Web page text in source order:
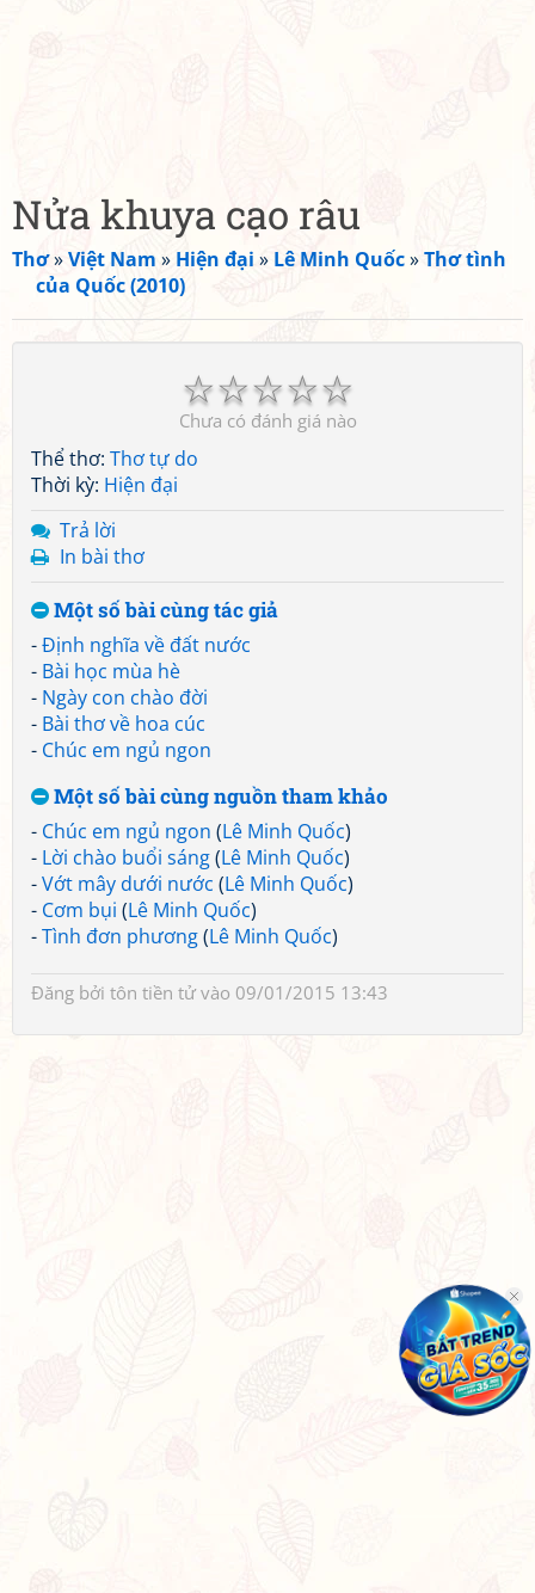
Nửa khuya cạo râu
Thơ»Việt Nam » Hiện đại » Lê Minh Quốc»Thơ tình
của Quốc (2010)
☆
☆
☆
☆
☆
Chưa có đánh giá nào
Thể thơ: Thơ tự do
Thời kỳ: Hiện đại
Trả lời
In bài thơ
Một số bài cùng tác giả
-Định nghĩa về đất nước
- Bài học mùa hè
- Ngày con chào đời
- Bài thơ về hoa cúc
- Chúc em ngủ ngon
Một số bài cùng nguồn tham khảo
- Chúc em ngủ ngon (Lê Minh Quốc)
- Lời chào buổi sáng(Lê Minh Quốc)
-Vớt mây dưới nước (Lê Minh Quốc)
- Cơm bụi (Lê Minh Quốc)
-Tình đơn phương(Lê Minh Quốc)
Đăng bởi tôn tiền tửvào 09/01/2015 13:43